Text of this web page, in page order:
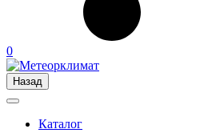
0
Назад
Каталог